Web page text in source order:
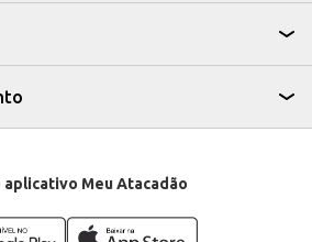
aplicativo Meu Atacadão